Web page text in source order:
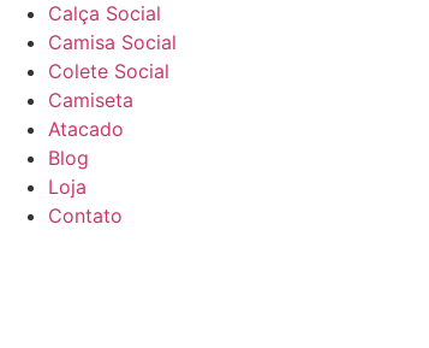
Calça Social
Camisa Social
Colete Social
Camiseta
Atacado
Blog
Loja
Contato